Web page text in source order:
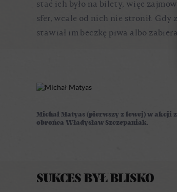
stać ich było na bilety, więc
sfer, wcale od nich nie stronił. Gdy
stawiał im beczkę piwa albo
Michał Matyas (pierwszy z lewej) w akcji
obrońca Władysław Szczepaniak.
SUKCES BYŁ BLISKO